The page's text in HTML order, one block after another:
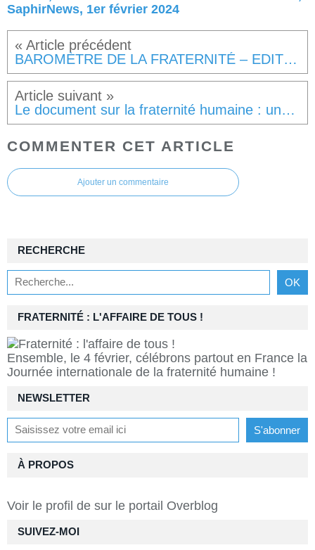
SaphirNews, 1er février 2024
BAROMÈTRE DE LA FRATERNITÉ – EDITION 2021
Le document sur la fraternité humaine : une réflexion interdisciplinaire – P. Laurent Basanese sj
COMMENTER CET ARTICLE
Ajouter un commentaire
NEWSLETTER
SUIVEZ-MOI
RECHERCHE
FRATERNITÉ : L'AFFAIRE DE TOUS !
Ensemble, le 4 février, célébrons partout en France la
Journée internationale de la fraternité humaine !
À PROPOS
Voir le profil de sur le portail Overblog